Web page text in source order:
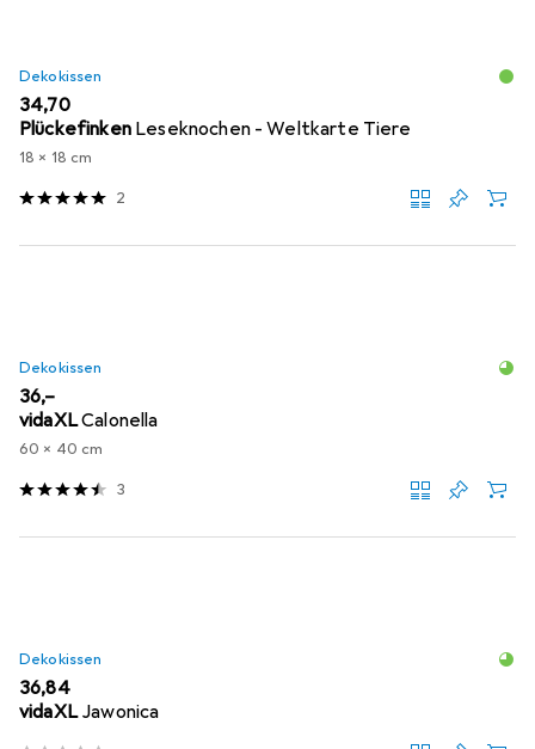
Dekokissen
EUR
34,70
Plückefinken Leseknochen - Weltkarte Tiere
18 x 18 cm
2
Dekokissen
EUR
36,–
vidaXLCalonella
60 x 40 cm
3
Dekokissen
EUR
36,84
vidaXL Jawonica